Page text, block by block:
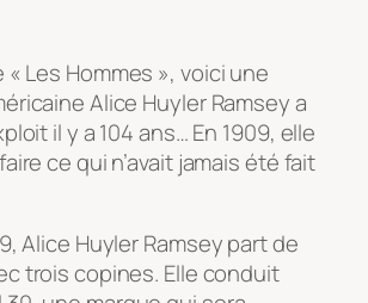
« Les Hommes », voici une
Alice Huyler Ramsey a
il y a 104 ans… En 1909, elle
ce qui n’avait jamais été fait
Alice Huyler Ramsey part de
trois copines. Elle conduit